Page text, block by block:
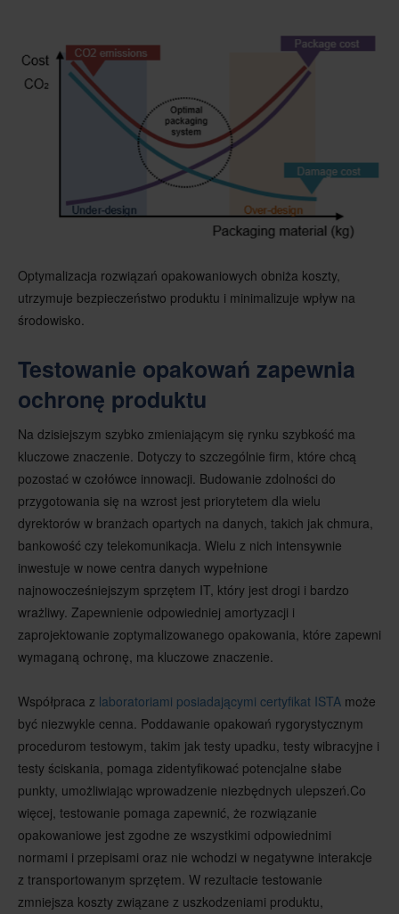
Optymalizacja rozwiązań opakowaniowych obniża koszty,
utrzymuje bezpieczeństwo produktu i minimalizuje wpływ na
środowisko.
Testowanie opakowań zapewnia
ochronę produktu
Na dzisiejszym szybko zmieniającym się rynku szybkość ma
kluczowe znaczenie. Dotyczy to szczególnie firm, które chcą
pozostać w czołówce innowacji. Budowanie zdolności do
przygotowania się na wzrost jest priorytetem dla wielu
dyrektorów w branżach opartych na danych, takich jak chmura,
bankowość czy telekomunikacja. Wielu z nich intensywnie
inwestuje w nowe centra danych wypełnione
najnowocześniejszym sprzętem IT, który jest drogi i bardzo
wrażliwy. Zapewnienie odpowiedniej amortyzacji i
zaprojektowanie zoptymalizowanego opakowania, które zapewni
wymaganą ochronę, ma kluczowe znaczenie.
Współpraca z laboratoriami posiadającymi certyfikat ISTA może
być niezwykle cenna. Poddawanie opakowań rygorystycznym
procedurom testowym, takim jak testy upadku, testy wibracyjne i
testy ściskania, pomaga zidentyfikować potencjalne słabe
punkty, umożliwiając wprowadzenie niezbędnych ulepszeń.Co
więcej, testowanie pomaga zapewnić, że rozwiązanie
opakowaniowe jest zgodne ze wszystkimi odpowiednimi
normami i przepisami oraz nie wchodzi w negatywne interakcje
z transportowanym sprzętem. W rezultacie testowanie
zmniejsza koszty związane z uszkodzeniami produktu,